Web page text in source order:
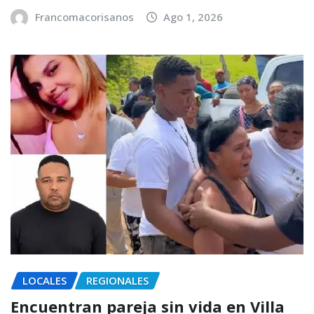
Francomacorisanos Ago 1, 2026
LOCALES REGIONALES
Encuentran pareja sin vida en Villa